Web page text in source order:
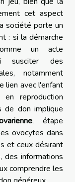
cet aspect
société porte un
: si la démarche
un acte
susciter des
notamment
lien avec l'enfant
reproduction
de don implique
, étape
ovocytes dans
et ceux désirant
, des informations
comprendre les